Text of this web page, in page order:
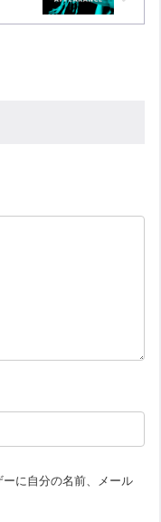
に自分の名前、メール